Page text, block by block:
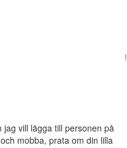
!
vill lägga till personen på
mobba, prata om din lilla